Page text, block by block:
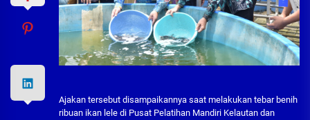
Ajakan tersebut disampaikannya saat melakukan tebar benih
ribuan ikan lele di Pusat Pelatihan Mandiri Kelautan dan